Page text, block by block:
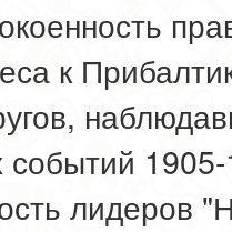
к
1905-
лидеров